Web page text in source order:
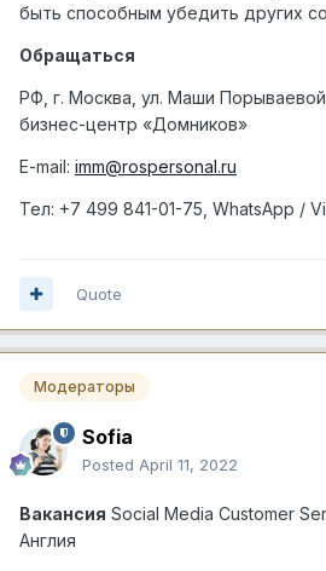
быть способным убедить других
Обращаться
РФ, г. Москва, ул. Маши
бизнес-центр «Домников»
E-mail: imm@rospersonal.ru
Тел: +7 499 841-01-75, WhatsApp /
Quote
Модераторы
Sofia
Posted April 11, 2022
Вакансия Social Media Customer
Англия